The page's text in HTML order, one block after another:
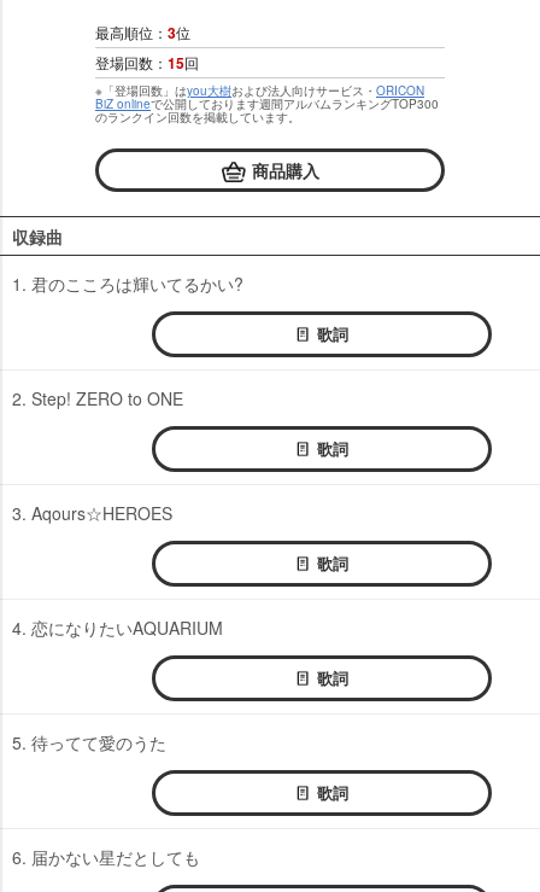
最高順位： 3位
登場回数： 15回
※「登場回数」はyou大樹および法人向けサービス・ ORICON
BiZ onlineで公開しております週間アルバムランキングTOP300
のランクイン回数を掲載しています。
商品購入
収録曲
1. 君のこころは輝いてるかい?
歌詞
2. Step! ZERO to ONE
歌詞
3. Aqours☆HEROES
歌詞
4. 恋になりたいAQUARIUM
歌詞
5. 待ってて愛のうた
歌詞
6. 届かない星だとしても